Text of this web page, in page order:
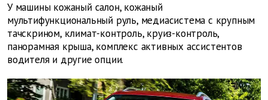
У машины кожаный салон, кожаный
мультифункциональный руль, медиасистема с крупным
тачскрином, климат-контроль, круиз-контроль,
панорамная крыша, комплекс активных ассистентов
водителя и другие опции.